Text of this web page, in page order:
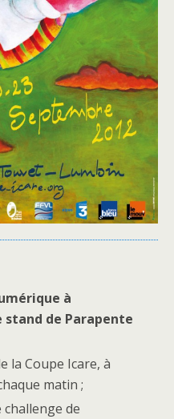
à
stand de Parapente
la Coupe Icare, à
matin ;
challenge de